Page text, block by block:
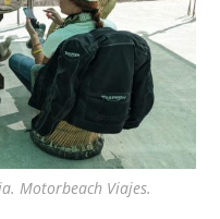
Motorbeach Viajes.